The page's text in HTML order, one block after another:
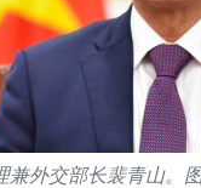
兼外交部长裴青山。